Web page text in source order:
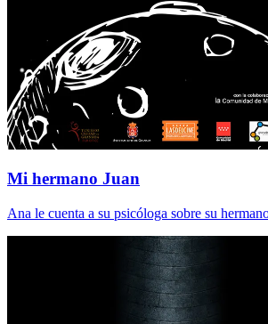
Mi hermano Juan
Ana le cuenta a su psicóloga sobre su